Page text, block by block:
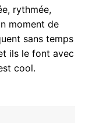
rythmée,
moment de
sans temps
ils le font avec
cool.